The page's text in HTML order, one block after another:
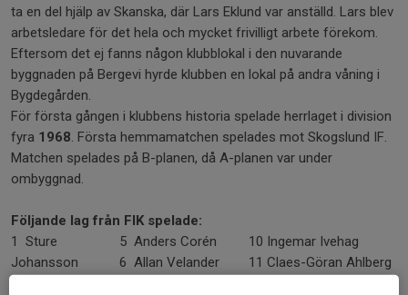
ta en del hjälp av Skanska, där Lars Eklund var anställd. Lars blev
arbetsledare för det hela och mycket frivilligt arbete förekom.
Eftersom det ej fanns någon klubblokal i den nuvarande
byggnaden på Bergevi hyrde klubben en lokal på andra våning i
Bygdegården.
För första gången i klubbens historia spelade herrlaget i division
fyra 1968 . Första hemmamatchen spelades mot Skogslund IF.
Matchen spelades på B-planen, då A-planen var under
ombyggnad.
Följande lag från FIK spelade:
1 Sture
Johansson
5 Anders Corén
6 Allan Velander
10 Ingemar Ivehag
11 Claes-Göran Ahlberg